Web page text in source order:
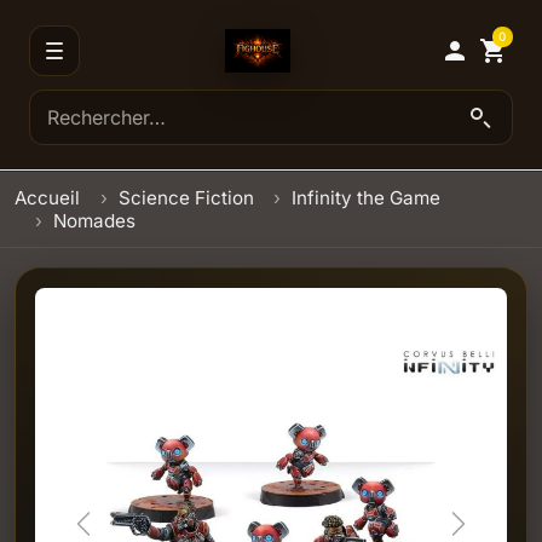
 shopping_cart
0
Accueil Science Fiction
Infinity the Game
Nomades
Previous Next